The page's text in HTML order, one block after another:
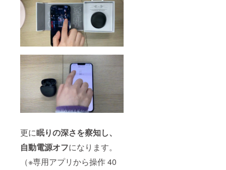
更に眠りの深さを察知し、
自動電源オフになります。
（※専用アプリから操作 40